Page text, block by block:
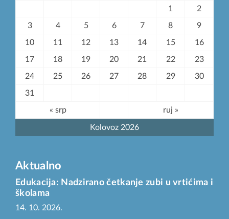
Kolovoz 2026
1 2
3 4 5 6 7 8 9
10 11 12 13 14 15 16
17 18 19 20 21 22 23
24 25 26 27 28 29 30
31
« srp ruj »
Aktualno
Edukacija: Nadzirano četkanje zubi u vrtićima i
školama
14. 10. 2026.